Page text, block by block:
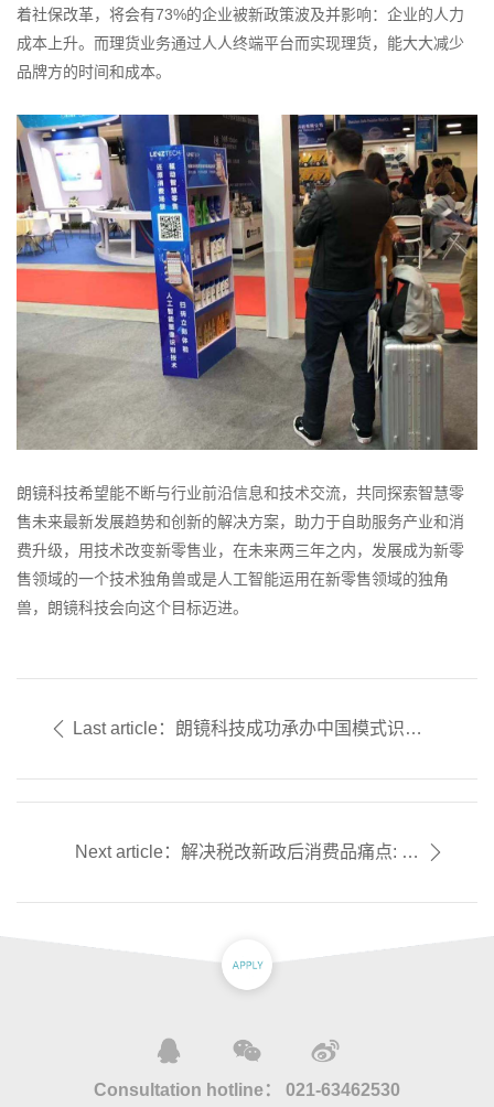
着社保改革，将会有73%的企业被新政策波及并影响：企业的人力
成本上升。而理货业务通过人人终端平台而实现理货，能大大减少
品牌方的时间和成本。
朗镜科技希望能不断与行业前沿信息和技术交流，共同探索智慧零
售未来最新发展趋势和创新的解决方案，助力于自助服务产业和消
费升级，用技术改变新零售业，在未来两三年之内，发展成为新零
售领域的一个技术独角兽或是人工智能运用在新零售领域的独角
兽，朗镜科技会向这个目标迈进。
Last article：朗镜科技成功承办中国模式识别
Next article：解决税改新政后消费品痛点: 朗
大幅降低渠道运营成本
Consultation hotline： 021-63462530